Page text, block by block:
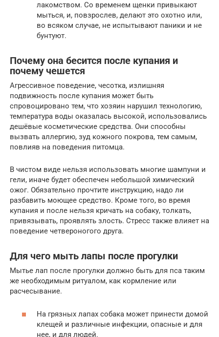
лакомством. Со временем щенки привыкают
мыться, и, повзрослев, делают это охотно или,
во всяком случае, не испытывают паники и не
бунтуют.
Почему она бесится после купания и
почему чешется
Агрессивное поведение, чесотка, излишняя
подвижность после купания может быть
спровоцировано тем, что хозяин нарушил технологию,
температура воды оказалась высокой, использовались
дешёвые косметические средства. Они способны
вызвать аллергию, зуд кожного покрова, тем самым,
повлияв на поведения питомца.
В чистом виде нельзя использовать многие шампуни и
гели, иначе будет обеспечен небольшой химический
ожог. Обязательно прочтите инструкцию, надо ли
разбавить моющее средство. Кроме того, во время
купания и после нельзя кричать на собаку, толкать,
привязывать, проявлять злость. Стресс также влияет на
поведение четвероногого друга.
Для чего мыть лапы после прогулки
Мытье лап после прогулки должно быть для пса таким
же необходимым ритуалом, как кормление или
расчесывание.
На грязных лапах собака может принести домой
клещей и различные инфекции, опасные и для
нее, и для людей.